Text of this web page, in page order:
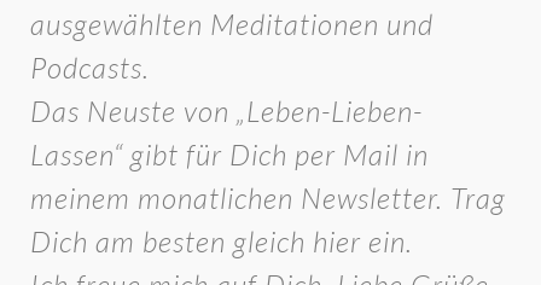
ausgewählten Meditationen und
Podcasts.
Das Neuste von „Leben-Lieben-
Lassen“ gibt für Dich per Mail in
meinem monatlichen Newsletter. Trag
Dich am besten gleich hier ein.